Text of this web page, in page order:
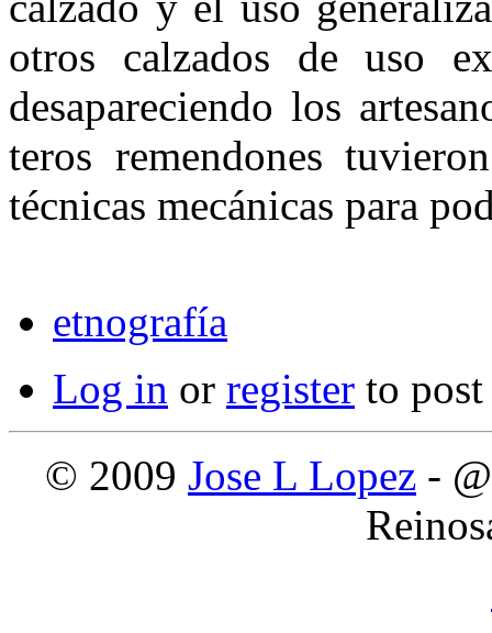
otros calza­dos de uso
desapareciendo los
teros remendones
técnicas mecánicas para
etnografía
Log in or register to
© 2009 Jose L Lopez -